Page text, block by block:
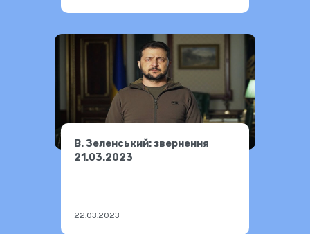
В. Зеленський: звернення
21.03.2023
22.03.2023